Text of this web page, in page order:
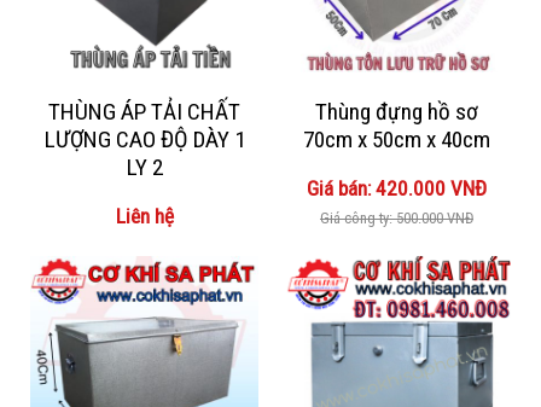
THÙNG ÁP TẢI CHẤT
LƯỢNG CAO ĐỘ DÀY 1
LY 2
Liên hệ
Thùng đựng hồ sơ
70cm x 50cm x 40cm
Giá bán: 420.000 VNĐ
Giá công ty: 500.000 VNĐ